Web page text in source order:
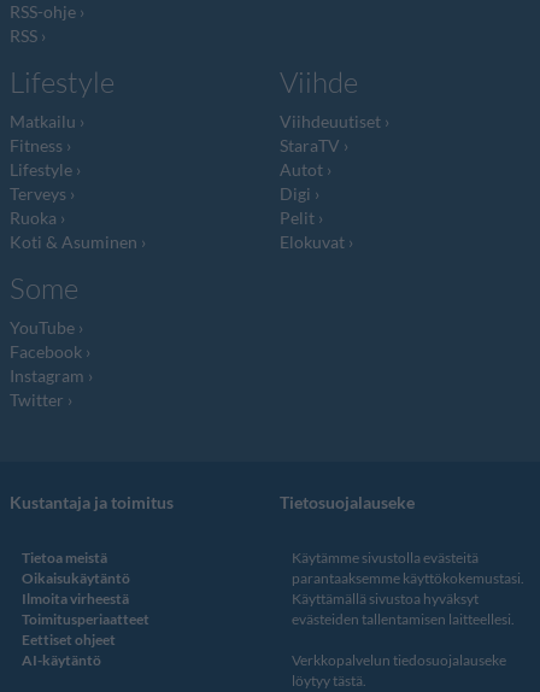
RSS-ohje
RSS
Lifestyle
Matkailu
Fitness
Lifestyle
Terveys
Ruoka
Koti & Asuminen
Viihde
Viihdeuutiset
StaraTV
Autot
Digi
Pelit
Elokuvat
Some
YouTube
Facebook
Instagram
Twitter
Kustantaja ja toimitus
Tietoa meistä
Oikaisukäytäntö
Ilmoita virheestä
Toimitusperiaatteet
Eettiset ohjeet
AI-käytäntö
Tietosuojalauseke
Käytämme sivustolla evästeitä
parantaaksemme käyttökokemustasi.
Käyttämällä sivustoa hyväksyt
evästeiden tallentamisen laitteellesi.
Verkkopalvelun tiedosuojalauseke
löytyy tästä.